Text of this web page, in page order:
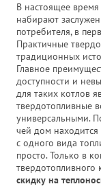
В настоящее
набирают
потребителя, в
Практичные
традиционных
Главное
доступности и
для таких котлов
твердотопливные
универсальными.
чей дом
с одного вида
просто. Только в
твердотопливного
скидку на